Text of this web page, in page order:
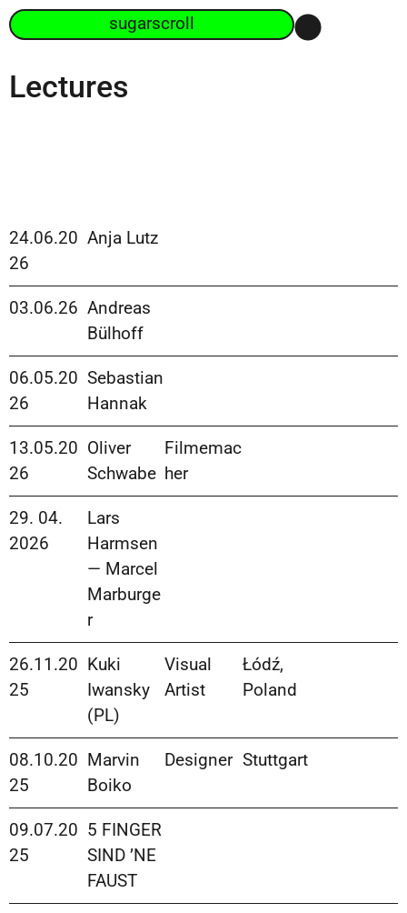
sugarscroll
Lectures
24.06.20
26
Anja Lutz
03.06.26 Andreas
Bülhoff
06.05.20
26
Sebastian
Hannak
13.05.20
26
Oliver
Schwabe
Filmemac
her
29. 04.
2026
Lars
Harmsen
— Marcel
Marburge
r
26.11.20
25
Kuki
Iwansky
(PL)
Visual
Artist
Łódź,
Poland
08.10.20
25
Marvin
Boiko
Designer Stuttgart
09.07.20
25
5 FINGER
SIND ’NE
FAUST